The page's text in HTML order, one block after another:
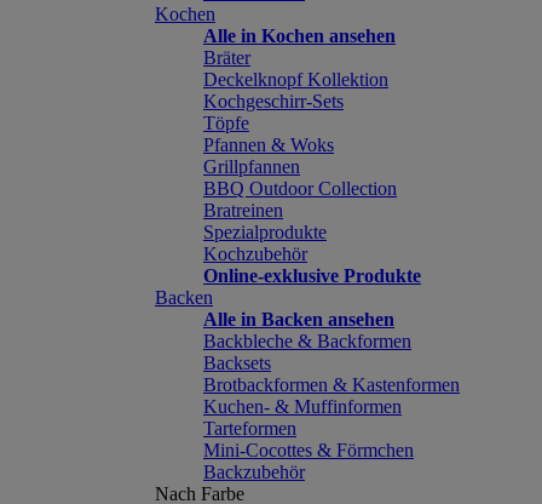
Kochen
Alle in Kochen ansehen
Bräter
Deckelknopf Kollektion
Kochgeschirr-Sets
Töpfe
Pfannen & Woks
Grillpfannen
BBQ Outdoor Collection
Bratreinen
Spezialprodukte
Kochzubehör
Online-exklusive Produkte
Backen
Alle in Backen ansehen
Backbleche & Backformen
Backsets
Brotbackformen & Kastenformen
Kuchen- & Muffinformen
Tarteformen
Mini-Cocottes & Förmchen
Backzubehör
Nach Farbe